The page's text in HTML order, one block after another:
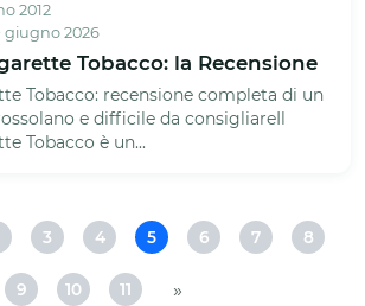
2012
giugno 2026
Tobacco: la Recensione
Tobacco: recensione completa di un
e difficile da consigliareIl
Tobacco è un...
2
3
Pagina
3
4
Pagina
4
5
Pagina
6
Pagina
7
Pagina
8
9 10 11 »